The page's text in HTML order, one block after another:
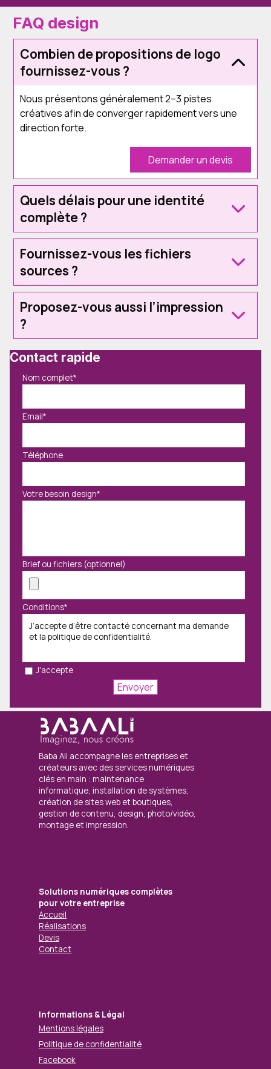
FAQ design
Combien de propositions de logo
fournissez-vous ?
Nous présentons généralement 2–3 pistes
créatives afin de converger rapidement vers une
direction forte.
Demander un devis
Quels délais pour une identité
complète ?
Fournissez-vous les fichiers
sources ?
Proposez-vous aussi l’impression
?
Contact rapide
Nom complet*
Email*
Téléphone
Votre besoin design*
Brief ou fichiers (optionnel)
Conditions*
J’accepte d’être contacté concernant ma demande
et la politique de confidentialité.
J'accepte
Solutions numériques complètes
pour votre entreprise
Accueil
Réalisations
Devis
Contact
Informations & Légal
Mentions légales
Politique de confidentialité
Facebook
Baba Ali accompagne les entreprises et
créateurs avec des services numériques
clés en main : maintenance
informatique, installation de systèmes,
création de sites web et boutiques,
gestion de contenu, design, photo/vidéo,
montage et impression.